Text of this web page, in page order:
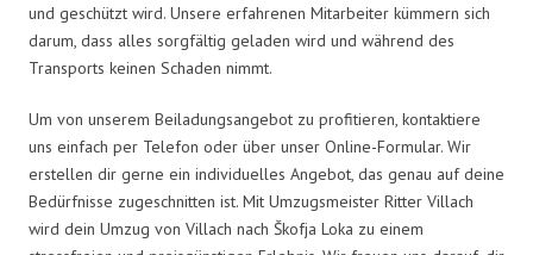
und geschützt wird. Unsere erfahrenen Mitarbeiter kümmern sich
darum, dass alles sorgfältig geladen wird und während des
Transports keinen Schaden nimmt.
Um von unserem Beiladungsangebot zu profitieren, kontaktiere
uns einfach per Telefon oder über unser Online-Formular. Wir
erstellen dir gerne ein individuelles Angebot, das genau auf deine
Bedürfnisse zugeschnitten ist. Mit Umzugsmeister Ritter Villach
wird dein Umzug von Villach nach Škofja Loka zu einem